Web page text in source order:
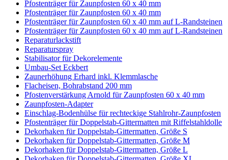
Pfostenträger für Zaunpfosten 60 x 40 mm
Pfostenträger für Zaunpfosten 60 x 40 mm
Pfostenträger für Zaunpfosten 60 x 40 mm auf L-Randsteinen
Pfostenträger für Zaunpfosten 60 x 40 mm auf L-Randsteinen
Reparaturlackstift
Reparaturspray
Stabilisator für Dekorelemente
Umbau-Set Eckbert
Zaunerhöhung Erhard inkl. Klemmlasche
Flacheisen, Bohrabstand 200 mm
Pfostenverstärkung Arnold für Zaunpfosten 60 x 40 mm
Zaunpfosten-Adapter
Einschlag-Bodenhülse für rechteckige Stahlrohr-Zaunpfosten
Pfostenträger für Doppelstab-Gittermatten mit Riffelstahldolle
Dekorhaken für Doppelstab-Gittermatten, Größe S
Dekorhaken für Doppelstab-Gittermatten, Größe M
Dekorhaken für Doppelstab-Gittermatten, Größe L